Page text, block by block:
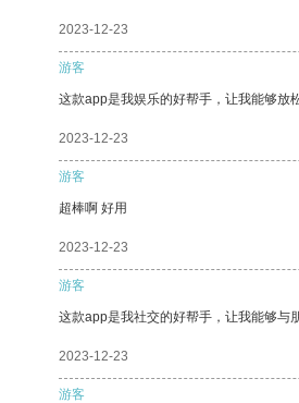
2023-12-23
游客
这款app是我娱乐的好帮手，让我能够放
2023-12-23
游客
超棒啊 好用
2023-12-23
游客
这款app是我社交的好帮手，让我能够与
2023-12-23
游客